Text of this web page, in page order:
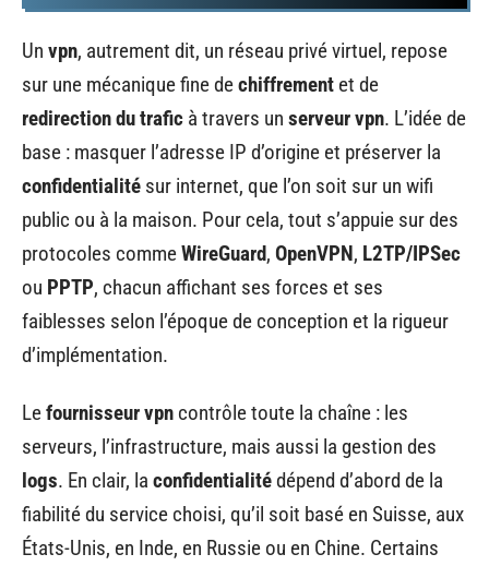
Un vpn, autrement dit, un réseau privé virtuel, repose
sur une mécanique fine dechiffrement et de
redirection du trafic à travers un serveur vpn. L’idée de
base : masquer l’adresse IP d’origine et préserver la
confidentialité sur internet, que l’on soit sur un wifi
public ou à la maison. Pour cela, tout s’appuie sur des
protocoles commeWireGuard, OpenVPN, L2TP/IPSec
ou PPTP, chacun affichant ses forces et ses
faiblesses selon l’époque de conception et la rigueur
d’implémentation.
Lefournisseur vpn contrôle toute la chaîne : les
serveurs, l’infrastructure, mais aussi la gestion des
logs. En clair, la confidentialitédépend d’abord de la
fiabilité du service choisi, qu’il soit basé en Suisse, aux
États-Unis, en Inde, en Russie ou en Chine. Certains